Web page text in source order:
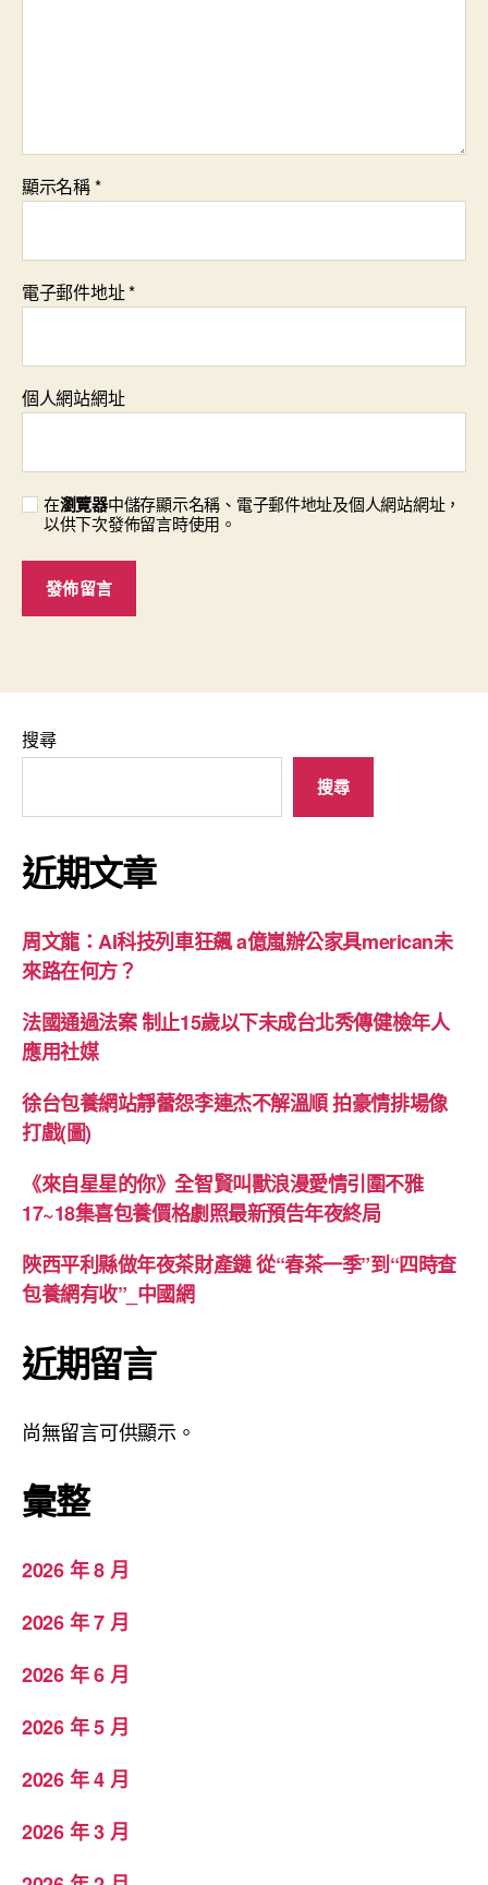
顯示名稱*
電子郵件地址*
個人網站網址
在瀏覽器中儲存顯示名稱、電子郵件地址及個人網站網址，
以供下次發佈留言時使用。
搜尋
搜尋
近期文章
周文龍：AI科技列車狂飆 a億嵐辦公家具merican未
來路在何方？
法國通過法案 制止15歲以下未成台北秀傳健檢年人
應用社媒
徐台包養網站靜蕾怨李連杰不解溫順 拍豪情排場像
打戲(圖)
《來自星星的你》全智賢叫獸浪漫愛情引圍不雅
17~18集喜包養價格劇照最新預告年夜終局
陜西平利縣做年夜茶財產鏈 從“春茶一季”到“四時查
包養網有收”_中國網
近期留言
尚無留言可供顯示。
彙整
2026 年 8 月
2026 年 7 月
2026 年 6 月
2026 年 5 月
2026 年 4 月
2026 年 3 月